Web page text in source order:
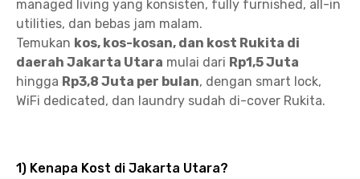
managed living yang konsisten, fully furnished, all-in
utilities, dan bebas jam malam.
Temukan kos, kos-kosan, dan kost Rukita di
daerah Jakarta Utara mulai dari Rp1,5 Juta
hingga Rp3,8 Juta per bulan, dengan smart lock,
WiFi dedicated, dan laundry sudah di-cover Rukita.
1) Kenapa Kost di Jakarta Utara?